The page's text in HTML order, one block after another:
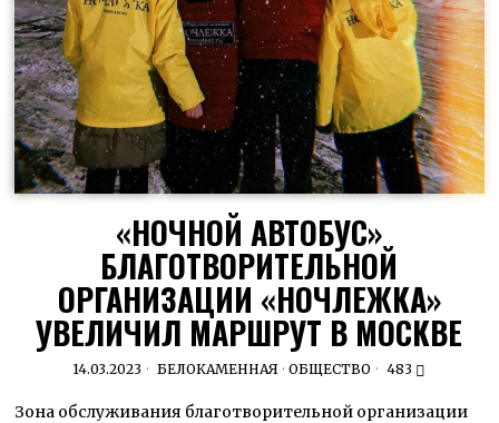
«НОЧНОЙ АВТОБУС»
БЛАГОТВОРИТЕЛЬНОЙ
ОРГАНИЗАЦИИ «НОЧЛЕЖКА»
УВЕЛИЧИЛ МАРШРУТ В МОСКВЕ
14.03.2023 БЕЛОКАМЕННАЯ · ОБЩЕСТВО 483
Зона обслуживания благотворительной организации